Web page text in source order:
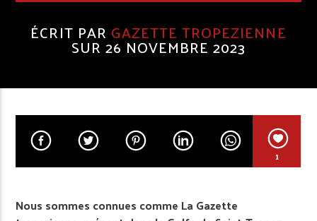
ÉCRIT PAR GAZETTE TROPEZIENNE
SUR 26 NOVEMBRE 2023
1
Nous sommes connues comme La Gazette